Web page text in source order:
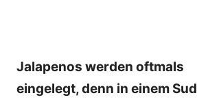
Jalapenos werden oftmals
eingelegt, denn in einem Sud